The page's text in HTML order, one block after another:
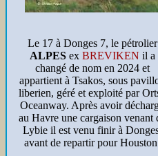
Le 17 à Donges 7, le pétrolier
ALPESex BREVIKEN il a
changé de nom en 2024 et
appartient à Tsakos, sous
liberien, géré et exploité par
Oceanway. Après avoir
au Havre une cargaison venant
Lybie il est venu finir à
avant de repartir pour